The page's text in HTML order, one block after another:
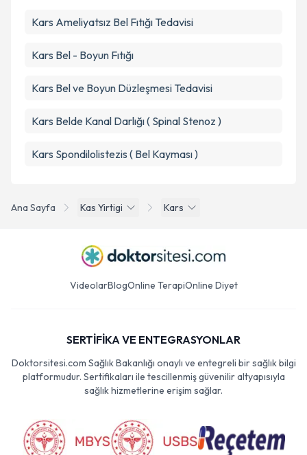
Ana Sayfa Kas Yirtigi Kars
Kars Ameliyatsız Bel Fıtığı Tedavisi
Kars Bel - Boyun Fıtığı
Kars Bel ve Boyun Düzleşmesi Tedavisi
Kars Belde Kanal Darlığı ( Spinal Stenoz )
Kars Spondilolistezis ( Bel Kayması )
VideolarBlogOnline TerapiOnline Diyet
SERTİFİKA VE ENTEGRASYONLAR
Doktorsitesi.com Sağlık Bakanlığı onaylı ve entegreli bir sağlık bilgi
platformudur. Sertifikaları ile tescillenmiş güvenilir altyapısıyla
sağlık hizmetlerine erişim sağlar.